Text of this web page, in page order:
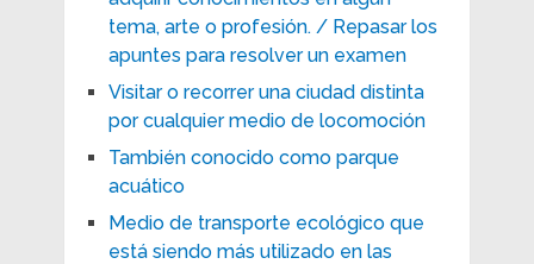
tema, arte o profesión. / Repasar los
apuntes para resolver un examen
Visitar o recorrer una ciudad distinta
por cualquier medio de locomoción
También conocido como parque
acuático
Medio de transporte ecológico que
está siendo más utilizado en las